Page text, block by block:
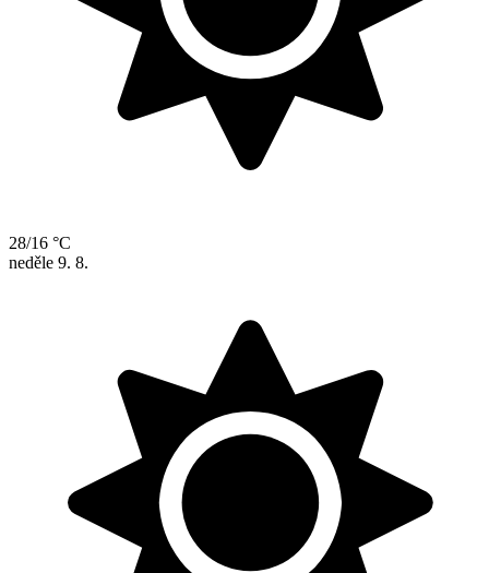
28/16 °C
neděle 9. 8.